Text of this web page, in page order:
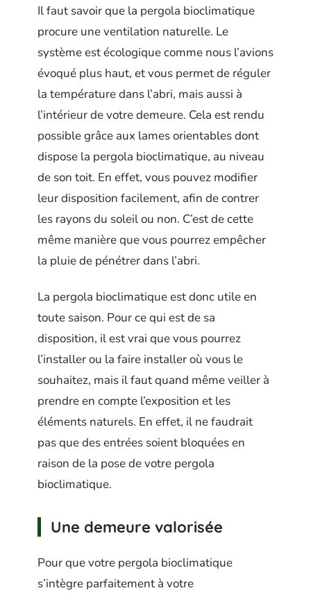
Il faut savoir que la pergola bioclimatique
procure une ventilation naturelle. Le
système est écologique comme nous l’avions
évoqué plus haut, et vous permet de réguler
la température dans l’abri, mais aussi à
l’intérieur de votre demeure. Cela est rendu
possible grâce aux lames orientables dont
dispose la pergola bioclimatique, au niveau
de son toit. En effet, vous pouvez modifier
leur disposition facilement, afin de contrer
les rayons du soleil ou non. C’est de cette
même manière que vous pourrez empêcher
la pluie de pénétrer dans l’abri.
La pergola bioclimatique est donc utile en
toute saison. Pour ce qui est de sa
disposition, il est vrai que vous pourrez
l’installer ou la faire installer où vous le
souhaitez, mais il faut quand même veiller à
prendre en compte l’exposition et les
éléments naturels. En effet, il ne faudrait
pas que des entrées soient bloquées en
raison de la pose de votre pergola
bioclimatique.
Une demeure valorisée
Pour que votre pergola bioclimatique
s’intègre parfaitement à votre